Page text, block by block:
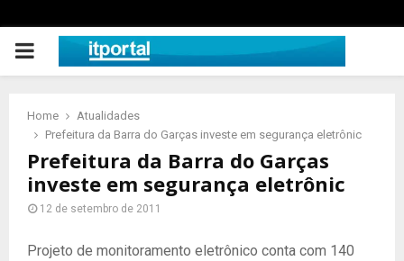
PRIMARY
Home
Atualidades
Prefeitura da Barra do Garças investe em segurança eletrônic
Prefeitura da Barra do Garças
investe em segurança eletrônic
12 de setembro de 2011
Projeto de monitoramento eletrônico conta com 140